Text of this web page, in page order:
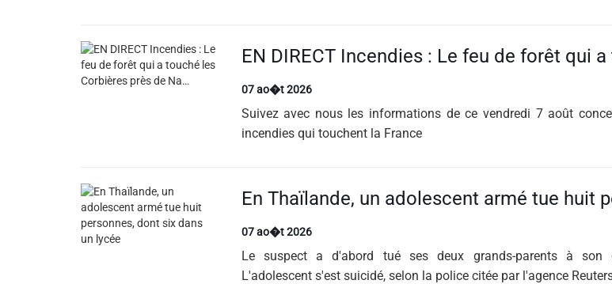
07 ao�t 2026
Suivez avec nous les informations de ce vendredi 7 août
incendies qui touchent la France
07 ao�t 2026
Le suspect a d'abord tué ses deux grands-parents à son
L'adolescent s'est suicidé, selon la police citée par l'agence